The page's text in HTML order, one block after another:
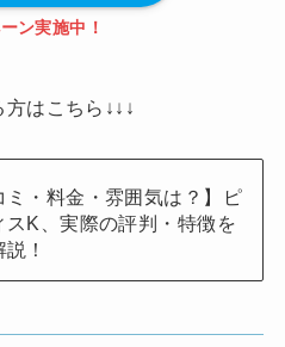
ン実施中！
はこちら↓↓↓
ミ・料金・雰囲気は？】ピ
スK、実際の評判・特徴を
！